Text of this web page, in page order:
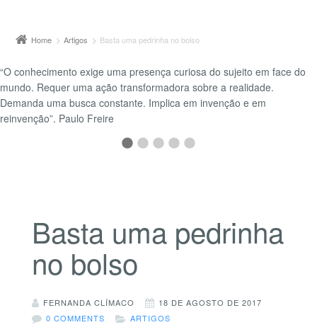
Home Artigos Basta uma pedrinha no bolso
“O conhecimento exige uma presença curiosa do sujeito em face do
mundo. Requer uma ação transformadora sobre a realidade.
Demanda uma busca constante. Implica em invenção e em
reinvenção”. Paulo Freire
“Educação é a arma mais poderosa que você pode usar para mudar o
mundo.” Nelson Mandela
Basta uma pedrinha
no bolso
FERNANDA CLÍMACO
18 DE AGOSTO DE 2017
0 COMMENTS
ARTIGOS